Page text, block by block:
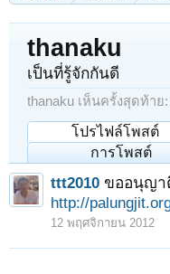
thanaku
เป็นที่รู้จักกันดี
thanaku เห็นครั้งสุดท้าย:
โปรไฟล์โพสต์
การโพสต์
ttt2010 ขออนุญา
http://
12 พฤศจิกายน 2012